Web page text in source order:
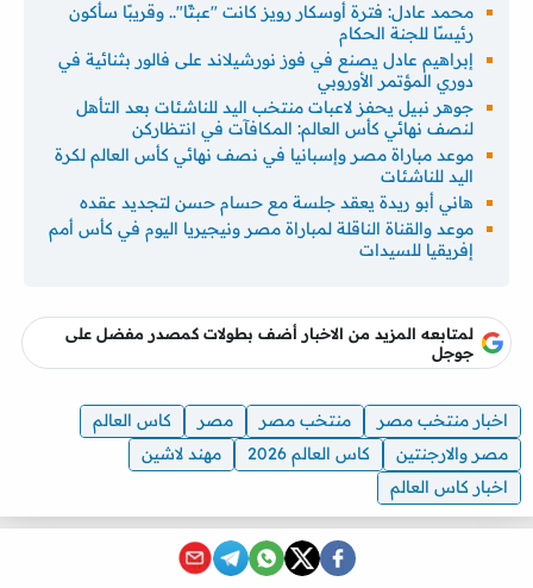
محمد عادل: فترة أوسكار رويز كانت "عبثًا".. وقريبًا سأكون
رئيسًا للجنة الحكام
إبراهيم عادل يصنع في فوز نورشيلاند على فالور بثنائية في
دوري المؤتمر الأوروبي
جوهر نبيل يحفز لاعبات منتخب اليد للناشئات بعد التأهل
لنصف نهائي كأس العالم: المكافآت في انتظاركن
موعد مباراة مصر وإسبانيا في نصف نهائي كأس العالم لكرة
اليد للناشئات
هاني أبو ريدة يعقد جلسة مع حسام حسن لتجديد عقده
موعد والقناة الناقلة لمباراة مصر ونيجيريا اليوم في كأس أمم
إفريقيا للسيدات
لمتابعه المزيد من الاخبار أضف بطولات كمصدر مفضل على
جوجل
اخبار منتخب مصر منتخب مصر مصر
كاس العالم
مصر والارجنتين
كاس العالم 2026
مهند لاشين
اخبار كاس العالم